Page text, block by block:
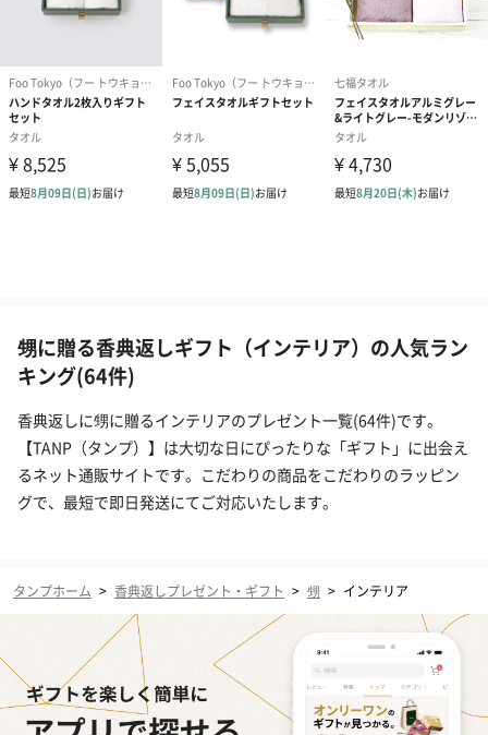
甥に贈る香典返しギフト（インテリア）の人気ラン
キング(64件)
香典返しに甥に贈るインテリアのプレゼント一覧(64件)です。
【TANP（タンプ）】は大切な日にぴったりな「ギフト」に出会え
るネット通販サイトです。こだわりの商品をこだわりのラッピン
グで、最短で即日発送にてご対応いたします。
タンプホーム > 香典返しプレゼント・ギフト > 甥 > インテリア